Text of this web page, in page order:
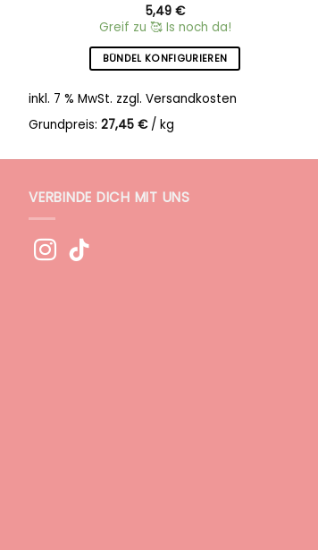
5,49 €
Greif zu 🥰 Is noch da!
BÜNDEL KONFIGURIEREN
inkl. 7 % MwSt. zzgl. Versandkosten
Grundpreis: 27,45 €/ kg
VERBINDE DICH MIT UNS